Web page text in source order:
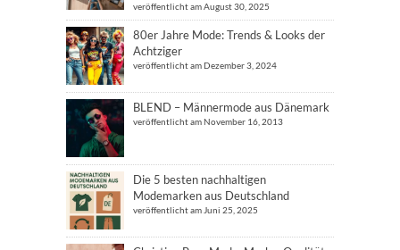
veröffentlicht am August 30, 2025
80er Jahre Mode: Trends & Looks der
Achtziger
veröffentlicht am Dezember 3, 2024
BLEND – Männermode aus Dänemark
veröffentlicht am November 16, 2013
Die 5 besten nachhaltigen
Modemarken aus Deutschland
veröffentlicht am Juni 25, 2025